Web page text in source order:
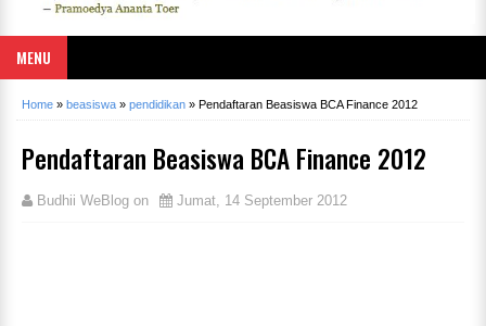
MENU
Home » beasiswa » pendidikan » Pendaftaran Beasiswa BCA Finance 2012
Pendaftaran Beasiswa BCA Finance 2012
Budhii WeBlog on Jumat, 14 September 2012